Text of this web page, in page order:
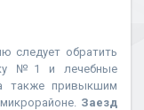
следует обратить
№1 и лечебные
также привыкшим
Заезд